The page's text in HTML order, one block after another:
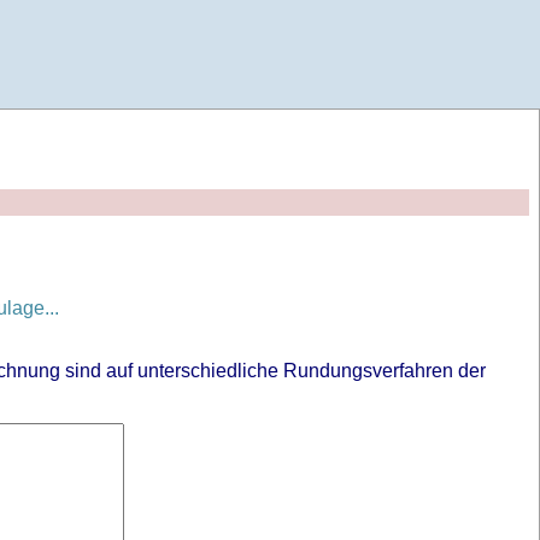
sind auf unterschiedliche Rundungsverfahren der